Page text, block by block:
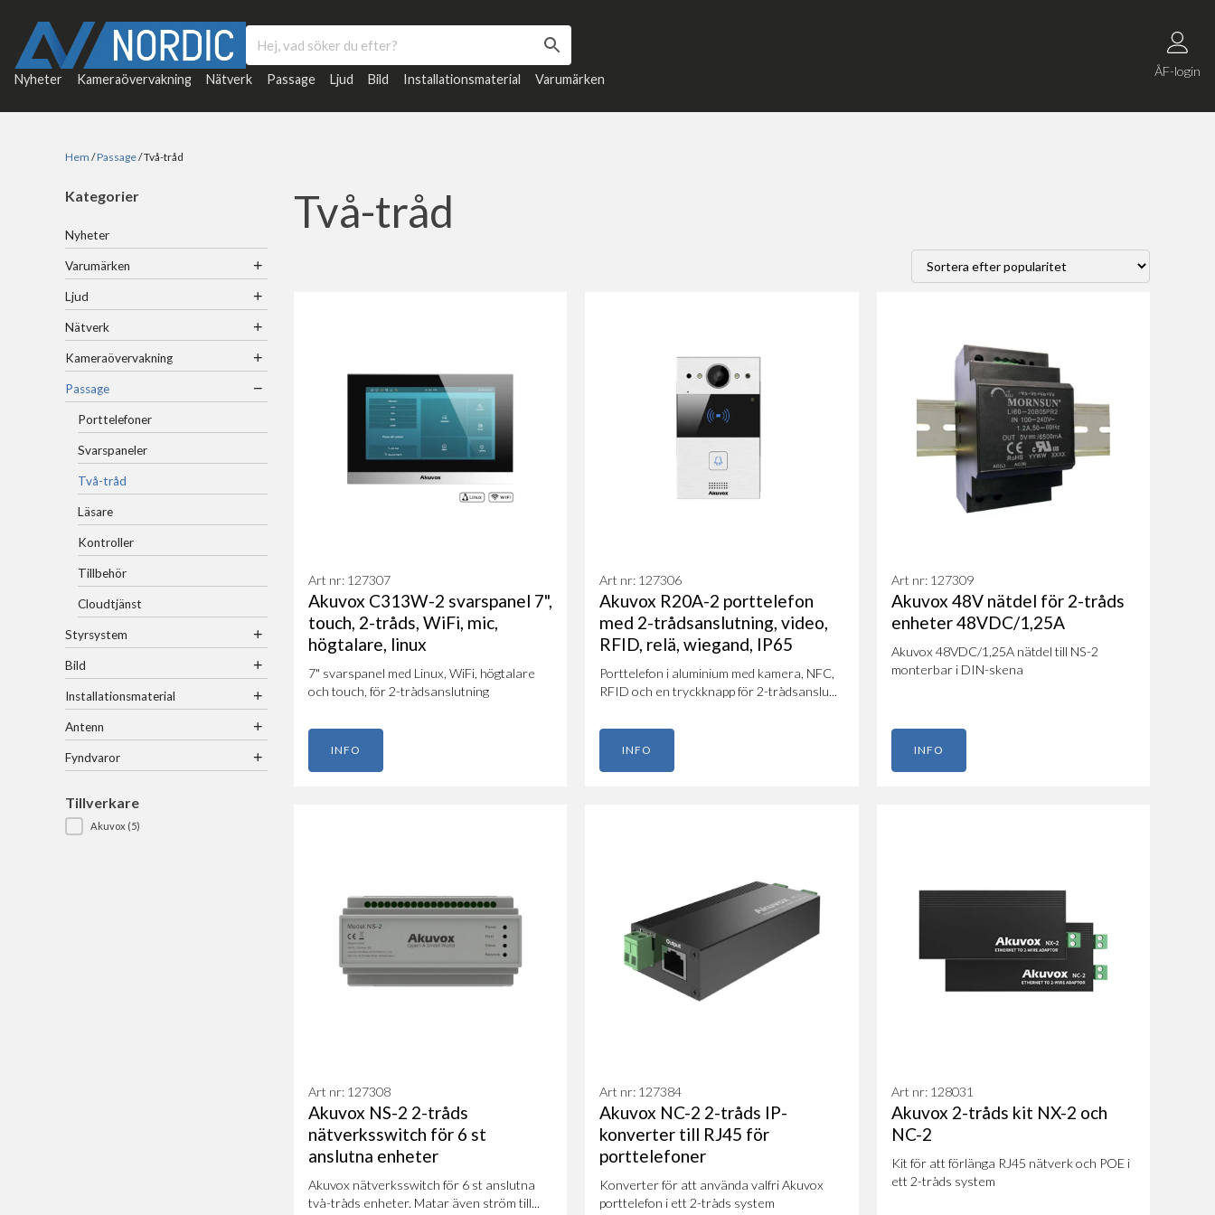
Nyheter Kameraövervakning Nätverk Passage Ljud Bild Installationsmaterial Varumärken
ÅF-login
Hem /Passage/ Två-tråd
Kategorier
Nyheter
Varumärken +
Ljud +
Nätverk +
Kameraövervakning +
Passage −
Porttelefoner
Svarspaneler
Två-tråd
Läsare
Kontroller
Tillbehör
Cloudtjänst
Styrsystem +
Bild +
Installationsmaterial +
Antenn +
Fyndvaror +
Tillverkare
Tillverkare
Akuvox (5)
Två-tråd
Art nr: 127307
Akuvox C313W-2 svarspanel 7",
touch, 2-tråds, WiFi, mic,
högtalare, linux
7" svarspanel med Linux, WiFi, högtalare
och touch, för 2-trådsanslutning
INFO
Art nr: 127306
Akuvox R20A-2 porttelefon
med 2-trådsanslutning, video,
RFID, relä, wiegand, IP65
Porttelefon i aluminium med kamera, NFC,
RFID och en tryckknapp för 2-trådsanslu...
INFO
Art nr: 127309
Akuvox 48V nätdel för 2-tråds
enheter 48VDC/1,25A
Akuvox 48VDC/1,25A nätdel till NS-2
monterbar i DIN-skena
INFO
Art nr: 127308
Akuvox NS-2 2-tråds
nätverksswitch för 6 st
anslutna enheter
Akuvox nätverksswitch för 6 st anslutna
två-tråds enheter. Matar även ström till...
Art nr: 127384
Akuvox NC-2 2-tråds IP-
konverter till RJ45 för
porttelefoner
Konverter för att använda valfri Akuvox
porttelefon i ett 2-tråds system
Art nr: 128031
Akuvox 2-tråds kit NX-2 och
NC-2
Kit för att förlänga RJ45 nätverk och POE i
ett 2-tråds system